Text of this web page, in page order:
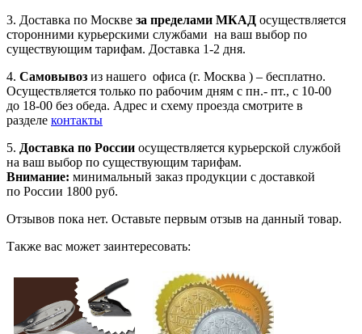
3. Доставка по Москве за пределами МКАД осуществляется
сторонними курьерскими службами на ваш выбор по
существующим тарифам. Доставка 1-2 дня.
4. Самовывоз из нашего офиса (г. Москва ) – бесплатно.
Осуществляется только по рабочим дням с пн.- пт., с 10-00
до 18-00 без обеда. Адрес и схему проезда смотрите в
разделе контакты
5. Доставка по России осуществляется курьерской службой
на ваш выбор по существующим тарифам.
Внимание: минимальный заказ продукции с доставкой
по России 1800 руб.
Отзывов пока нет. Оставьте первым отзыв на данный товар.
Также вас может заинтересовать: